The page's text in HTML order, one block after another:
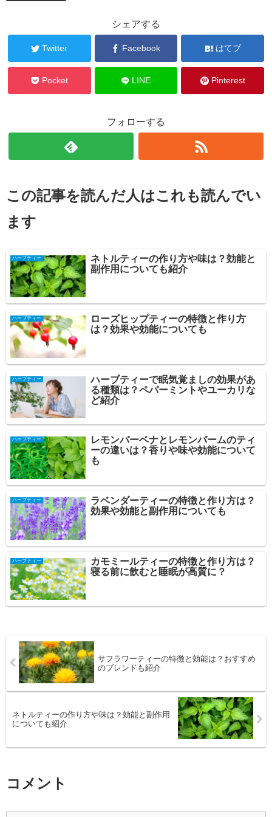
シェアする
Twitter Facebook はてブ
Pocket LINE Pinterest
フォローする
この記事を読んだ人はこれも読んでい
ます
ハーブティー
ネトルティーの作り方や味は？効能と
副作用についても紹介
ハーブティー
ローズヒップティーの特徴と作り方
は？効果や効能についても
ハーブティー
ハーブティーで眠気覚ましの効果があ
る種類は？ペパーミントやユーカリな
ど紹介
ハーブティー
レモンバーベナとレモンバームのティ
ーの違いは？香りや味や効能について
も
ハーブティー
ラベンダーティーの特徴と作り方は？
効果や効能と副作用についても
ハーブティー
カモミールティーの特徴と作り方は？
寝る前に飲むと睡眠が高質に？
サフラワーティーの特徴と効能は？おすすめ
のブレンドも紹介
ネトルティーの作り方や味は？効能と副作用
についても紹介
コメント